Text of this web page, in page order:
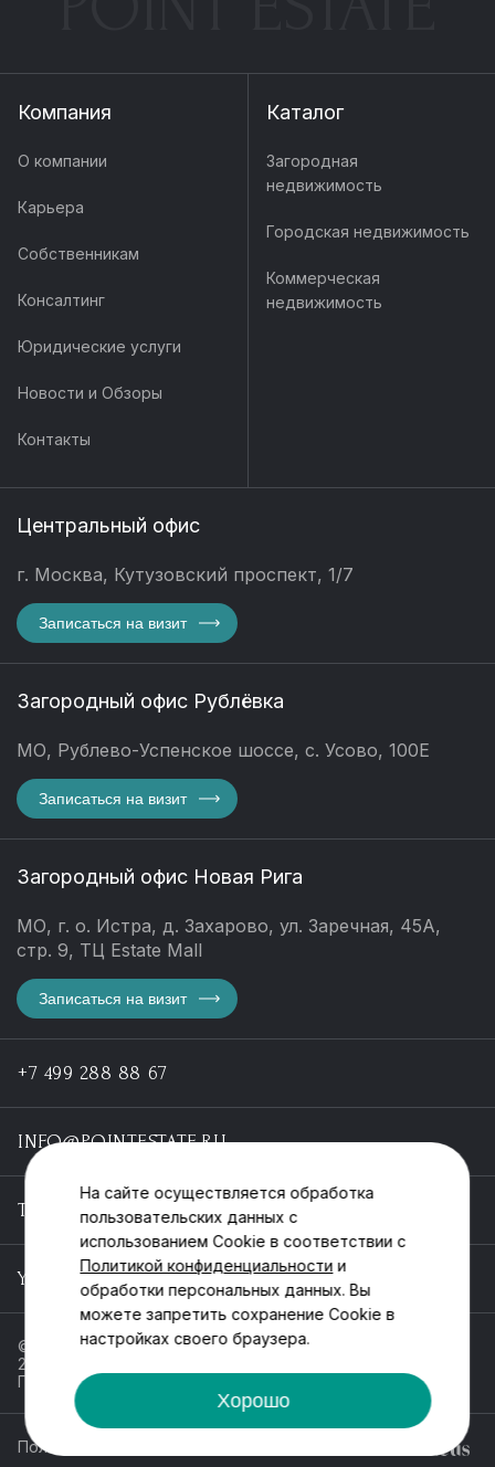
Компания
О компании
Карьера
Собственникам
Консалтинг
Юридические услуги
Новости и Обзоры
Контакты
Каталог
Загородная
недвижимость
Городская недвижимость
Коммерческая
недвижимость
Центральный офис
г. Москва, Кутузовский проспект, 1/7
Записаться на визит
Загородный офис Рублёвка
МО, Рублево-Успенское шоссе, с. Усово, 100Е
Записаться на визит
Загородный офис Новая Рига
МО, г. о. Истра, д. Захарово, ул. Заречная, 45А,
стр. 9, ТЦ Estate Mall
Записаться на визит
+7 499 288 88 67
INFO@POINTESTATE.RU
TELEGRAM
YOUTUBE
© ООО «Пойнт эстейт», ИНН 55546464612,
2013-2025
Политика обработки персональных данных
Политика конфиденциальности
На сайте осуществляется обработка
пользовательских данных с
использованием Cookie в соответствии с
Политикой конфиденциальности и
обработки персональных данных. Вы
можете запретить сохранение Cookie в
настройках своего браузера.
Хорошо